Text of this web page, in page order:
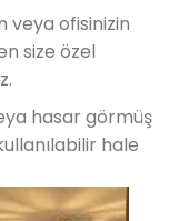
veya ofisinizin
size özel
hasar görmüş
hale